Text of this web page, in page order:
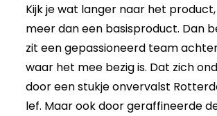
Kijk je wat langer naar het product,
meer dan een basisproduct. Dan
zit een gepassioneerd team
waar het mee bezig is. Dat zich
door een stukje onvervalst
lef. Maar ook door geraffineerde